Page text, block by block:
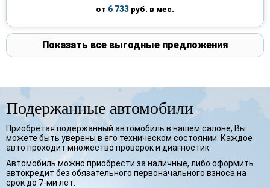
от 6 733 руб. в мес.
Показать все выгодные предложения
Подержанные автомобили
Приобретая подержанный автомобиль в нашем салоне, Вы
можете быть уверены в его техническом состоянии. Каждое
авто проходит множество проверок и диагностик.
Автомобиль можно приобрести за наличные, либо оформить
автокредит без обязательного первоначального взноса на
срок до 7-ми лет.